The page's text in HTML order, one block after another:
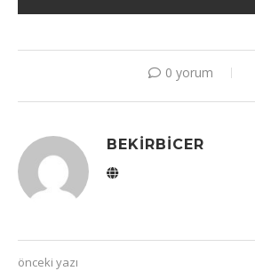
0 yorum
BEKIRBICER
önceki yazı